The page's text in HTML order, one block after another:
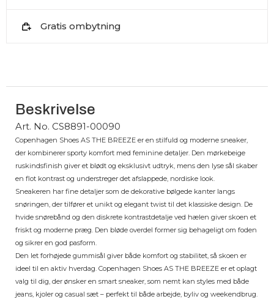
Gratis ombytning
Beskrivelse
Art. No. CS8891-00090
Copenhagen Shoes AS THE BREEZE er en stilfuld og moderne sneaker,
der kombinerer sporty komfort med feminine detaljer. Den mørkebeige
ruskindsfinish giver et blødt og eksklusivt udtryk, mens den lyse sål skaber
en flot kontrast og understreger det afslappede, nordiske look.
Sneakeren har fine detaljer som de dekorative bølgede kanter langs
snøringen, der tilfører et unikt og elegant twist til det klassiske design. De
hvide snørebånd og den diskrete kontrastdetalje ved hælen giver skoen et
friskt og moderne præg. Den bløde overdel former sig behageligt om foden
og sikrer en god pasform.
Den let forhøjede gummisål giver både komfort og stabilitet, så skoen er
ideel til en aktiv hverdag. Copenhagen Shoes AS THE BREEZE er et oplagt
valg til dig, der ønsker en smart sneaker, som nemt kan styles med både
jeans, kjoler og casual sæt – perfekt til både arbejde, byliv og weekendbrug.